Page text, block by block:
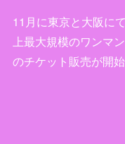
11月に東京と大阪に
上最大規模のワンマ
のチケット販売が開